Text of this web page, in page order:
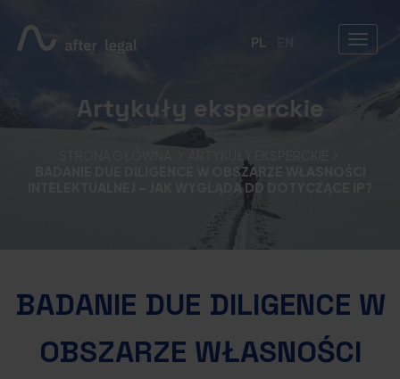
PL
Artykuły eksperckie
BADANIE DUE DILIGENCE W OBSZARZE WŁASNOŚCI
INTELEKTUALNEJ – JAK WYGLĄDA DD DOTYCZĄCE IP?
BADANIE DUE DILIGENCE W
OBSZARZE WŁASNOŚCI